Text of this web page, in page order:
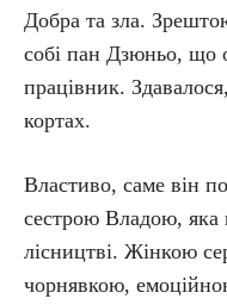
Добра та зла.
собі пан Дзюньо, що
працівник.
кортах.
Властиво, саме він
сестрою Владою, яка
лісництві. Жінкою
чорнявкою,